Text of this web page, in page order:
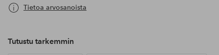
Tietoa arvosanoista
Tutustu tarkemmin